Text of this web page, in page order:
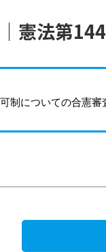
憲法第
制についての合憲審